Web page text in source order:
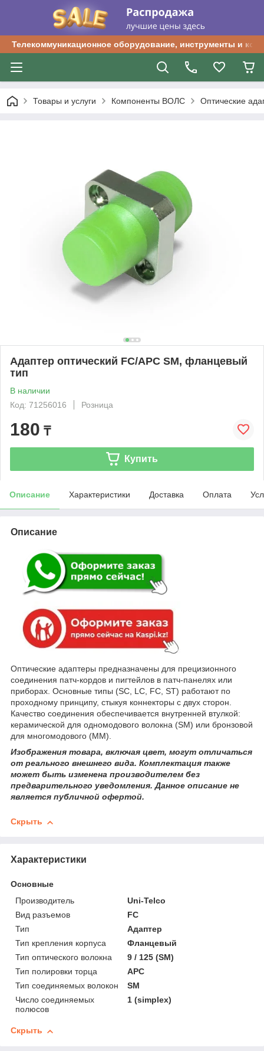
Телекоммуникационное оборудование, инструменты и
Товары и услуги Компоненты ВОЛС Оптические
Адаптер оптический FC/APC SM, фланцевый
тип
В наличии
Код: 71256016
Розница
180 ₸
Купить
Описание Характеристики Доставка Оплата
Описание
Оптические адаптеры предназначены для прецизионного
соединения патч-кордов и пигтейлов в патч-панелях или
приборах. Основные типы (SC, LC, FC, ST) работают по
проходному принципу, стыкуя коннекторы с двух сторон.
Качество соединения обеспечивается внутренней втулкой:
керамической для одномодового волокна (SM) или бронзовой
для многомодового (MM).
Изображения товара, включая цвет, могут отличаться
от реального внешнего вида. Комплектация также
может быть изменена производителем без
предварительного уведомления. Данное описание не
является публичной офертой.
Скрыть
Характеристики
Основные
Производитель
Uni-Telco
Вид разъемов
FC
Тип
Адаптер
Тип крепления корпуса
Фланцевый
Тип оптического волокна
9 / 125 (SM)
Тип полировки торца
APC
Тип соединяемых волокон
SM
Число соединяемых
полюсов
1 (simplex)
Скрыть